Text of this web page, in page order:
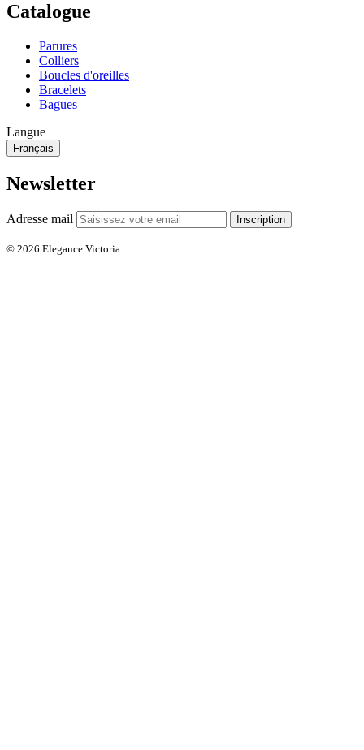
Catalogue
Parures
Colliers
Boucles d'oreilles
Bracelets
Bagues
Langue
Français
Newsletter
Adresse mail Inscription
© 2026 Elegance Victoria